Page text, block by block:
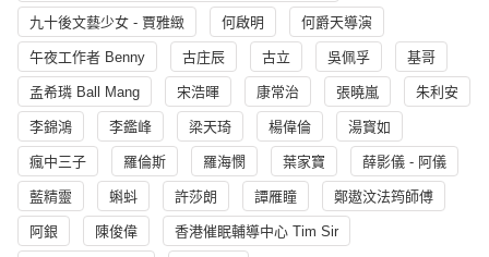
九十後文藝少女 - 賈雅緻 何啟明 何爵天導演
午夜工作者 Benny 古庄辰 古立 吳佩孚 基哥
孟希璘 Ball Mang 宋浩暉 康常治 張曉嵐 朱利安
李錦鴻 李鑑峰 梁天琦 楊偉倫 湯寳如
瘋中三子 羅倫斯 羅海憫 葉家寶 薛影儀 - 阿儀
藍精靈 蝌蚪 許莎朗 譚雁瞳 鄭遨汶法筠師傅
阿銀 陳俊偉 香港催眠輔導中心 Tim Sir